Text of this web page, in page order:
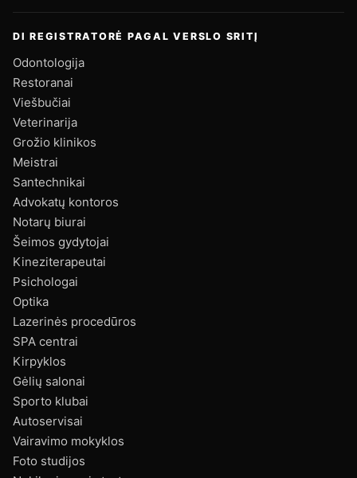
DI REGISTRATORĖ PAGAL VERSLO SRITĮ
Odontologija
Restoranai
Viešbučiai
Veterinarija
Grožio klinikos
Meistrai
Santechnikai
Advokatų kontoros
Notarų biurai
Šeimos gydytojai
Kineziterapeutai
Psichologai
Optika
Lazerinės procedūros
SPA centrai
Kirpyklos
Gėlių salonai
Sporto klubai
Autoservisai
Vairavimo mokyklos
Foto studijos